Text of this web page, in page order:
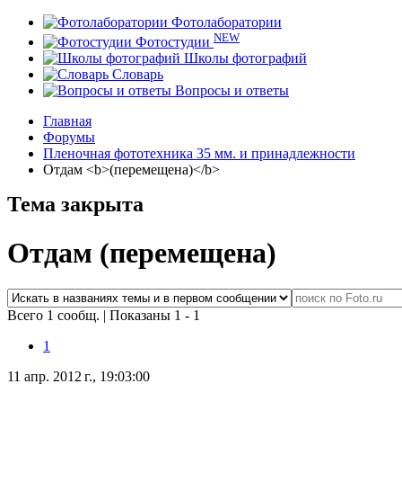
Фотолаборатории
Фотостудии NEW
Школы фотографий
Словарь
Вопросы и ответы
Главная
Форумы
Пленочная фототехника 35 мм. и принадлежности
Отдам <b>(перемещена)</b>
Тема закрыта
Отдам (перемещена)
Всего 1 сообщ. | Показаны 1 - 1
1
11 апр. 2012 г., 19:03:00